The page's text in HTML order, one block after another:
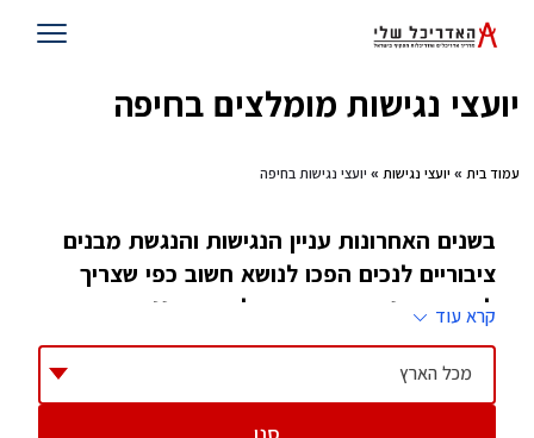
יועצי נגישות מומלצים בחיפה
עמוד בית » יועצי נגישות » יועצי נגישות בחיפה
בשנים האחרונות עניין הנגישות והנגשת מבנים
ציבוריים לנכים הפכו לנושא חשוב כפי שצריך
להיות. מבני ציבור חייבים להיות מונגשים ברמה
גבוהה ביותר לכל אדם במדינת ישראל
החל מאוגוסט 2009, התקנות מחייבות שהגשת
קרא עוד
מכל הארץ